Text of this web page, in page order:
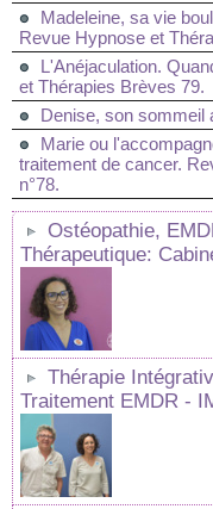
Madeleine, sa vie
Revue Hypnose et
L'Anéjaculation.
et Thérapies Brèves 79.
Denise, son sommeil
Marie ou
traitement de cancer.
n°78.
Ostéopathie,
Thérapeutique:
Thérapie
Traitement EMDR -